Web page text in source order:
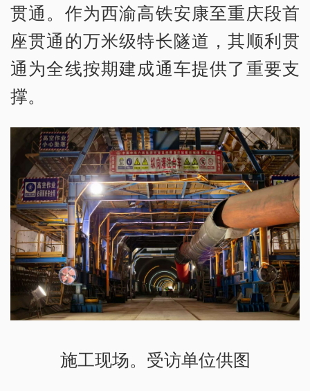
贯通。作为西渝高铁安康至重庆段首
座贯通的万米级特长隧道，其顺利贯
通为全线按期建成通车提供了重要支
撑。
施工现场。受访单位供图